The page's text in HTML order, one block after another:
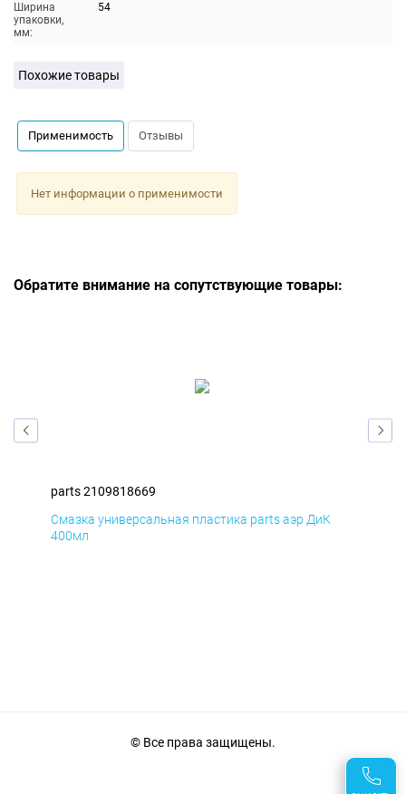
Ширина
упаковки,
мм:
54
Похожие товары
Применимость Отзывы
Нет информации о применимости
Обратите внимание на сопутствующие товары:
parts 2109818669
Смазка универсальная пластика parts аэр ДиК
400мл
© Все права защищены.